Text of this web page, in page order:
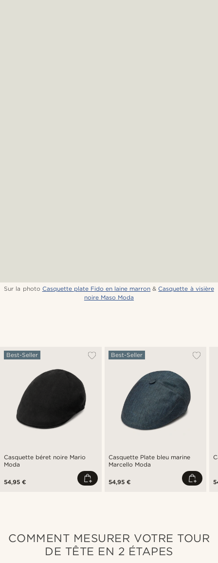
Sur la photo Casquette plate Fido en laine marron &Casquette à visière
noire Maso Moda
Casquette béret noire Mario
Moda
Best-Seller
54,95 €
Casquette Plate bleu marine
Marcello Moda
Best-Seller
54,95 €
COMMENT MESURER VOTRE TOUR
DE TÊTE EN 2 ÉTAPES